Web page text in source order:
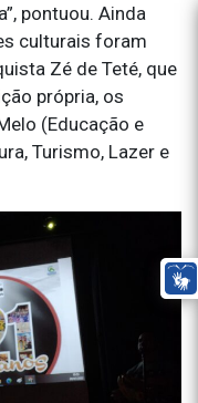
pontuou. Ainda
culturais foram
Zé de Teté, que
própria, os
(Educação e
Turismo, Lazer e